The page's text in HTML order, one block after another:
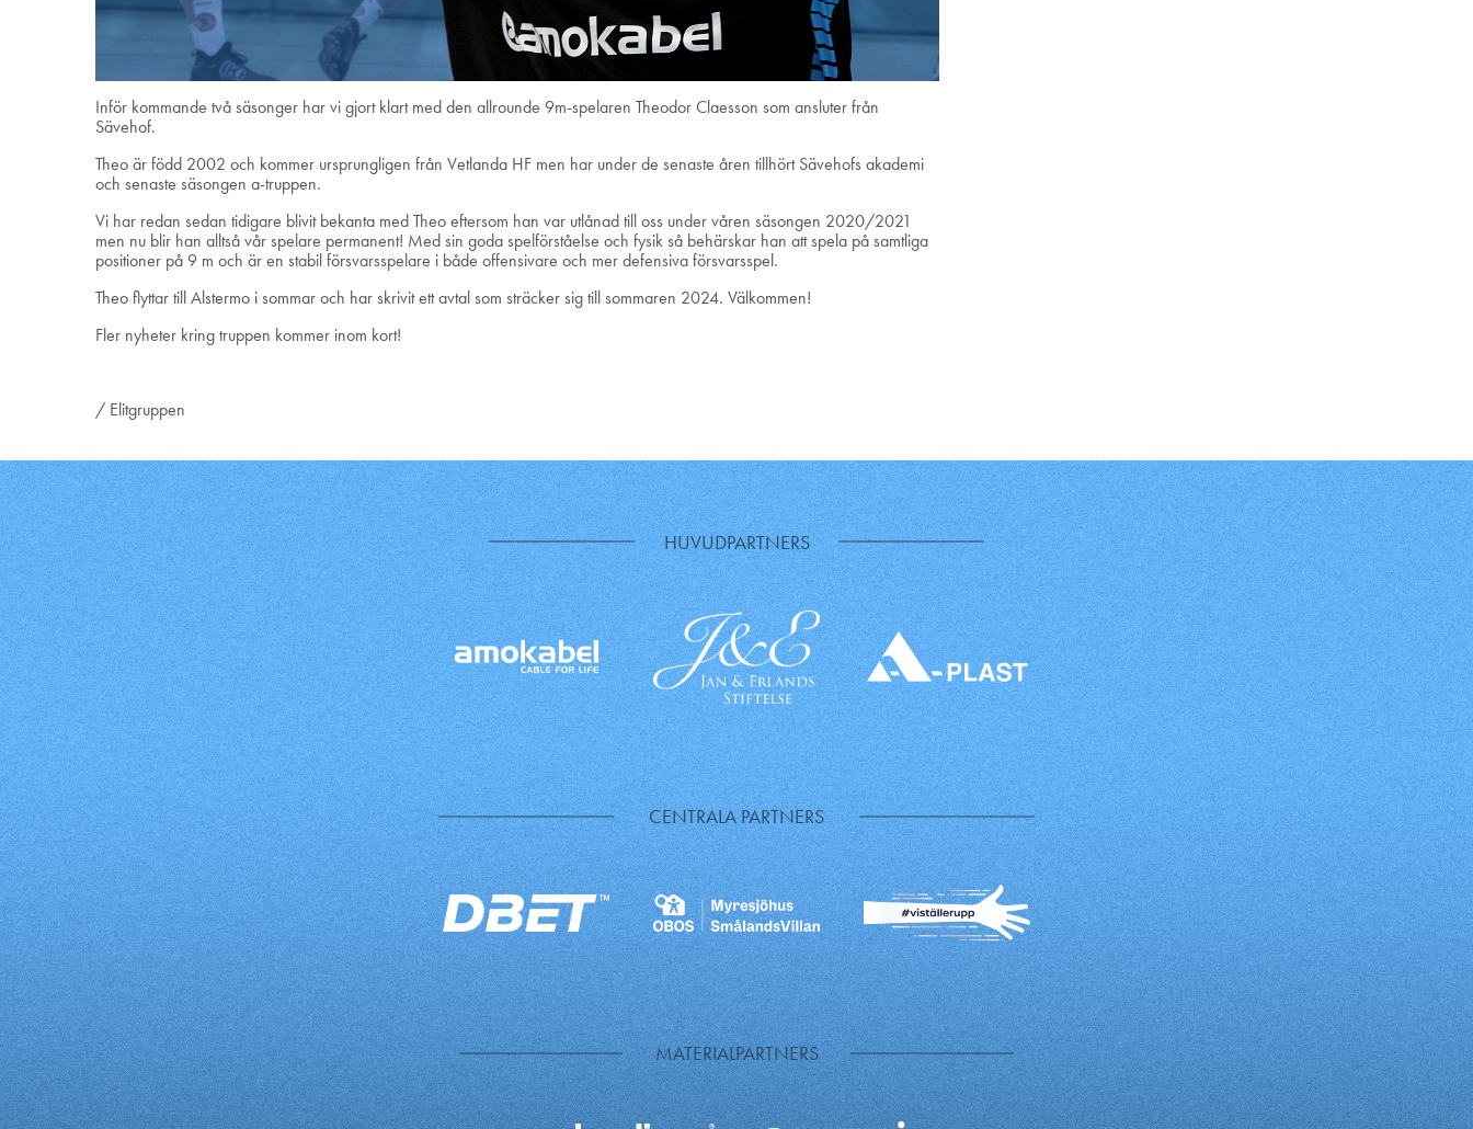
Inför kommande två säsonger har vi gjort klart med den allrounde 9m-spelaren Theodor Claesson som ansluter från
Sävehof.
Theo är född 2002 och kommer ursprungligen från Vetlanda HF men har under de senaste åren tillhört Sävehofs akademi
och senaste säsongen a-truppen.
Vi har redan sedan tidigare blivit bekanta med Theo eftersom han var utlånad till oss under våren säsongen 2020/2021
men nu blir han alltså vår spelare permanent! Med sin goda spelförståelse och fysik så behärskar han att spela på samtliga
positioner på 9 m och är en stabil försvarsspelare i både offensivare och mer defensiva försvarsspel.
Theo flyttar till Alstermo i sommar och har skrivit ett avtal som sträcker sig till sommaren 2024. Välkommen!
Fler nyheter kring truppen kommer inom kort!
/ Elitgruppen
HUVUDPARTNERS
CENTRALA PARTNERS
MATERIALPARTNERS